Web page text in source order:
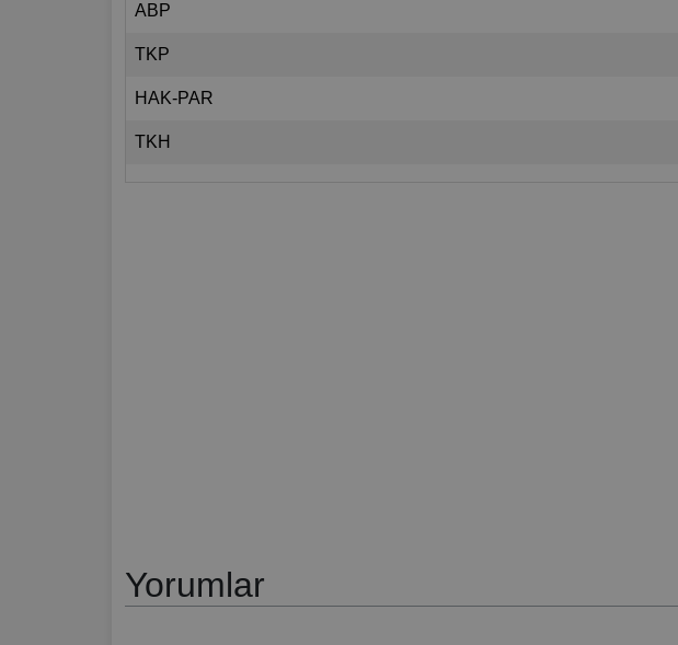
ABP
TKP
HAK-PAR
TKH
Yorumlar